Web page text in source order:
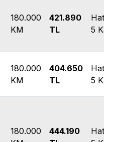
180.000
KM
421.890
TL
5
180.000
KM
404.650
TL
5
180.000
444.190